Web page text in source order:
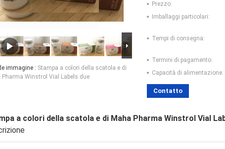
immagine : Stampa a colori della scatola e di
Pharma Winstrol Vial Labels due
Prezzo:
Imballaggi particolari:
Tempi di consegna:
Termini di pagamento:
Capacità di alimentazione:
Contatto
a colori della scatola e di Maha Pharma Winstrol Vial